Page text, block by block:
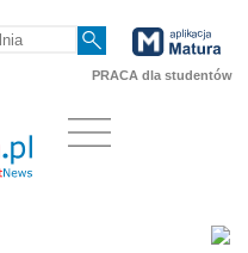
PRACA dla studentów